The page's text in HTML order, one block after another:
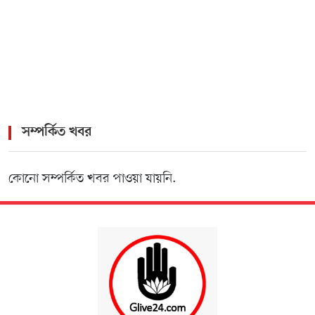
সম্পর্কিত খবর
কোনো সম্পর্কিত খবর পাওয়া যায়নি.